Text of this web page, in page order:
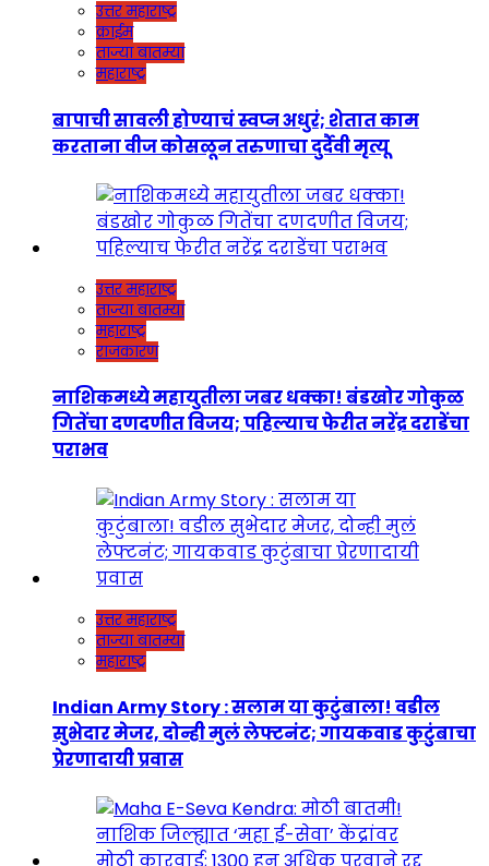
उत्तर महाराष्ट्र
क्राईम
ताज्या बातम्या
महाराष्ट्र
बापाची सावली होण्याचं स्वप्न अधुरं; शेतात काम
करताना वीज कोसळून तरुणाचा दुर्दैवी मृत्यू
उत्तर महाराष्ट्र
ताज्या बातम्या
महाराष्ट्र
राजकारण
नाशिकमध्ये महायुतीला जबर धक्का! बंडखोर गोकुळ
गितेंचा दणदणीत विजय; पहिल्याच फेरीत नरेंद्र दराडेंचा
पराभव
उत्तर महाराष्ट्र
ताज्या बातम्या
महाराष्ट्र
Indian Army Story : सलाम या कुटुंबाला! वडील
सुभेदार मेजर, दोन्ही मुलं लेफ्टनंट; गायकवाड कुटुंबाचा
प्रेरणादायी प्रवास